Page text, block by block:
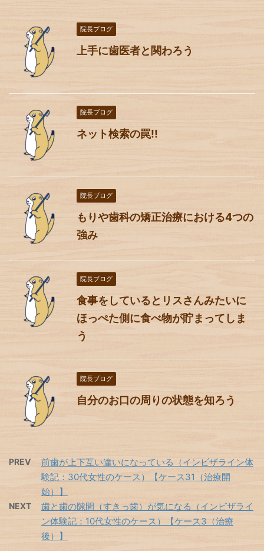
院長ブログ
上手に歯医者と関わろう
院長ブログ
ネット検索の罠!!
院長ブログ
もりや歯科の矯正治療における4つの
強み
院長ブログ
食事をしているとリスさんみたいに
ほっぺた側に食べ物が貯まってしま
う
院長ブログ
自分のお口の周りの状態を知ろう
PREV
前歯が上下互い違いになっている（インビザライン体
験記：30代女性のケース）【ケース31（治療開
始）】
NEXT
歯と歯の隙間（すきっ歯）が気になる（インビザライ
ン体験記：10代女性のケース）【ケース3（治療
後）】